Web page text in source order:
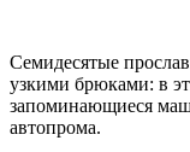
Семидесятые
узкими брюками: в
запоминающиеся
автопрома.